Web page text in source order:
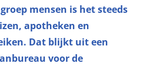
mensen is het steeds
apotheken en
Dat blijkt uit een
voor de